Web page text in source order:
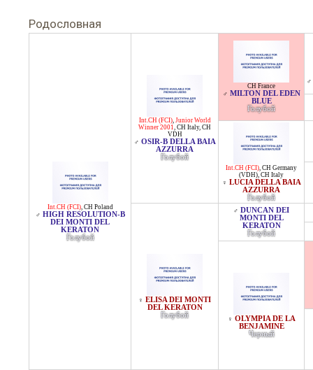
Родословная
Int.CH (FCI), CH Poland
♂ HIGH RESOLUTION-B
DEI MONTI DEL
KERATON
Голубой
Int.CH (FCI), Junior World
Winner 2001, CH Italy, CH
VDH
♂ OSIR-B DELLA BAIA
AZZURRA
Голубой
CH France
♂ MILTON DEL EDEN
BLUE
Голубой
♂
Int.CH (FCI), CH Germany
(VDH), CH Italy
♀ LUCIA DELLA BAIA
AZZURRA
Голубой
♀ ELISA DEI MONTI
DEL KERATON
Голубой
♂ DUNCAN DEI
MONTI DEL
KERATON
Голубой
♀ OLYMPIA DE LA
BENJAMINE
Черный